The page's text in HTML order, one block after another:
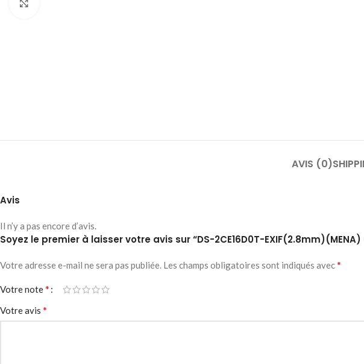
AVIS (0)
Avis
Il n’y a pas encore d’avis.
Soyez le premier à laisser votre avis sur “DS-2CE16D0T-
Votre adresse e-mail ne sera pas publiée. Les champs obligatoires sont indiqués avec*
Votre note*
Votre avis *